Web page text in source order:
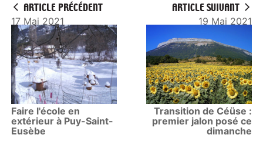
ARTICLE PRÉCÉDENT
17 Mai 2021
Faire l'école en
extérieur à Puy-Saint-
Eusèbe
ARTICLE SUIVANT
19 Mai 2021
Transition de Céüse :
premier jalon posé ce
dimanche